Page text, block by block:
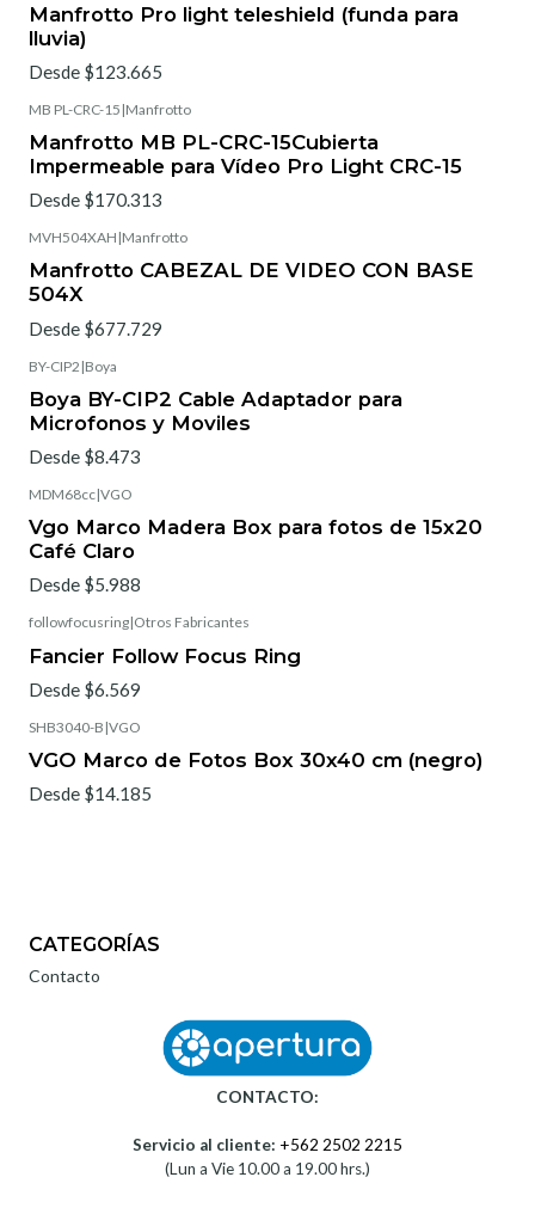
Manfrotto Pro light teleshield (funda para
lluvia)
Desde $123.665
MB PL-CRC-15 |Manfrotto
Manfrotto MB PL-CRC-15Cubierta
Impermeable para Vídeo Pro Light CRC-15
Desde $170.313
MVH504XAH |Manfrotto
Manfrotto CABEZAL DE VIDEO CON BASE
504X
Desde $677.729
BY-CIP2 |Boya
Boya BY-CIP2 Cable Adaptador para
Microfonos y Moviles
Desde $8.473
MDM68cc|VGO
Vgo Marco Madera Box para fotos de 15x20
Café Claro
Desde $5.988
followfocusring|Otros Fabricantes
Fancier Follow Focus Ring
Desde $6.569
SHB3040-B |VGO
VGO Marco de Fotos Box 30x40 cm (negro)
Desde $14.185
CATEGORÍAS
Contacto
CONTACTO:
Servicio al cliente: +562 2502 2215
(Lun a Vie 10.00 a 19.00 hrs.)